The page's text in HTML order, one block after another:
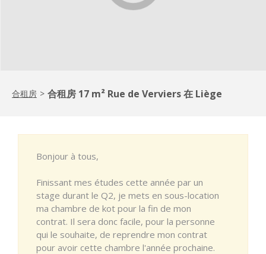
合租房 > 合租房 17 m² Rue de Verviers 在 Liège
Bonjour à tous,
Finissant mes études cette année par un
stage durant le Q2, je mets en sous-location
ma chambre de kot pour la fin de mon
contrat. Il sera donc facile, pour la personne
qui le souhaite, de reprendre mon contrat
pour avoir cette chambre l'année prochaine.